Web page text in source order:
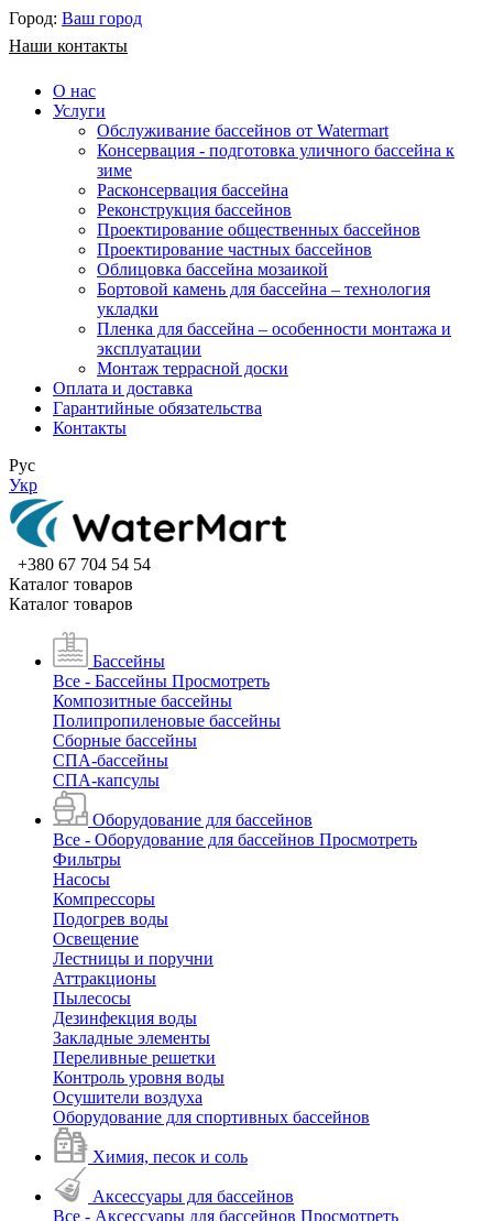
Город: Ваш город
Наши контакты
О нас
Услуги
Обслуживание бассейнов от Watermart
Консервация - подготовка уличного бассейна к
зиме
Расконсервация бассейна
Реконструкция бассейнов
Проектирование общественных бассейнов
Проектирование частных бассейнов
​Облицовка бассейна мозаикой
Бортовой камень для бассейна – технология
укладки
Пленка для бассейна – особенности монтажа и
эксплуатации
Монтаж террасной доски
Оплата и доставка
Гарантийные обязательства
Контакты
Рус
Укр
+380 67 704 54 54
Каталог товаров
Каталог товаров
Бассейны
Все - Бассейны Просмотреть
Композитные бассейны
Полипропиленовые бассейны
Сборные бассейны
СПА-бассейны
СПА-капсулы
Оборудование для бассейнов
Все - Оборудование для бассейнов Просмотреть
Фильтры
Насосы
Компрессоры
Подогрев воды
Освещение
Лестницы и поручни
Аттракционы
Пылесосы
Дезинфекция воды
Закладные элементы
Переливные решетки
Контроль уровня воды
Осушители воздуха
Оборудование для спортивных бассейнов
Химия, песок и соль
Аксессуары для бассейнов
Все - Аксессуары для бассейнов Просмотреть